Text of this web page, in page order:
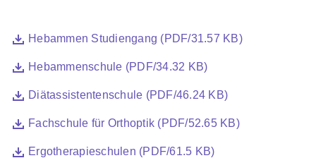
DateiHebammen Studiengang (PDF/31.57 KB)
Öffnet sich in einem neuen Fenster
DateiHebammenschule (PDF/34.32 KB)
Öffnet sich in einem neuen Fenster
DateiDiätassistentenschule (PDF/46.24 KB)
Öffnet sich in einem neuen Fenster
DateiFachschule für Orthoptik (PDF/52.65 KB)
Öffnet sich in einem neuen Fenster
DateiErgotherapieschulen (PDF/61.5 KB)
Öffnet sich in einem neuen Fenster